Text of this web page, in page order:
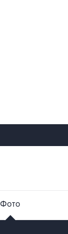
Фото